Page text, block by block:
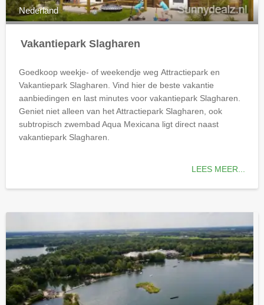
Nederland
Vakantiepark Slagharen
Goedkoop weekje- of weekendje weg Attractiepark en
Vakantiepark Slagharen. Vind hier de beste vakantie
aanbiedingen en last minutes voor vakantiepark Slagharen.
Geniet niet alleen van het Attractiepark Slagharen, ook
subtropisch zwembad Aqua Mexicana ligt direct naast
vakantiepark Slagharen.
LEES MEER...